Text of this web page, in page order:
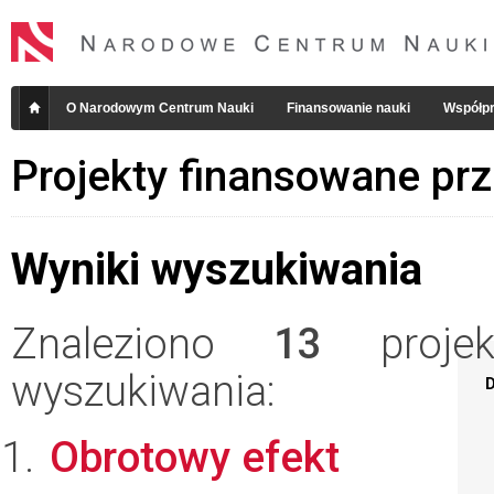
O Narodowym Centrum Nauki Finansowanie nauki
Projekty finansowane
Wyniki wyszukiwania
Znaleziono 13
wyszukiwania:
Obrotowy efekt